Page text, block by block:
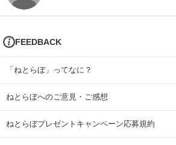
FEEDBACK
「ねとらぼ」ってなに？
ねとらぼへのご意見・ご感想
ねとらぼプレゼントキャンペーン応募規約